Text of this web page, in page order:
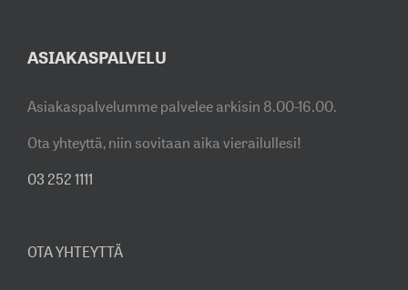
ASIAKASPALVELU
Asiakaspalvelumme palvelee arkisin 8.00-16.00.
Ota yhteyttä, niin sovitaan aika vierailullesi!
03 252 1111
OTA YHTEYTTÄ